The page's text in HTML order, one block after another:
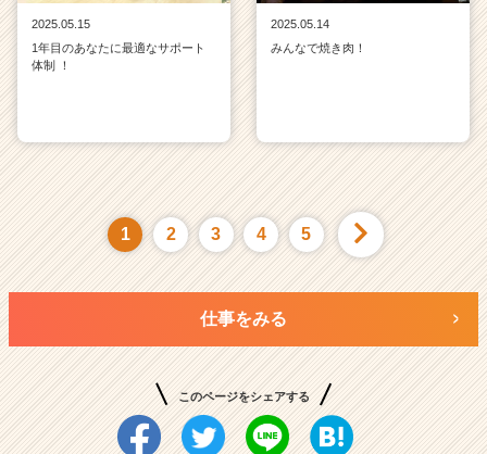
2025.05.15
1年目のあなたに最適なサポート
体制 ！
2025.05.14
みんなで焼き肉！
1 2 3 4 5
仕事をみる
このページをシェアする